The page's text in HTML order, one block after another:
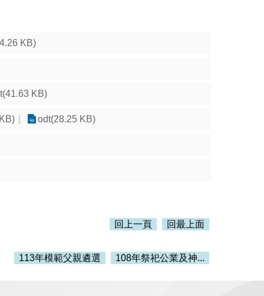
KB)
KB)
odt(28.25 KB)
回上一頁 回最上面
113年模範父親遴選 108年祭祀公業及神...